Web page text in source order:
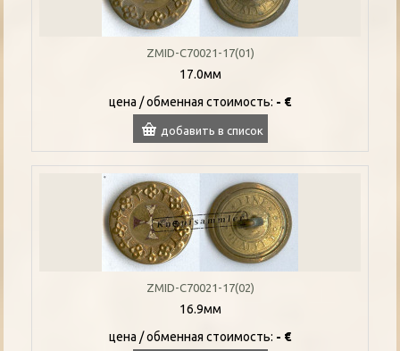
ZMID-C70021-17(01)
17.0мм
цена / oбменная стоимость: - €
добавить в список
ZMID-C70021-17(02)
16.9мм
цена / oбменная стоимость: - €